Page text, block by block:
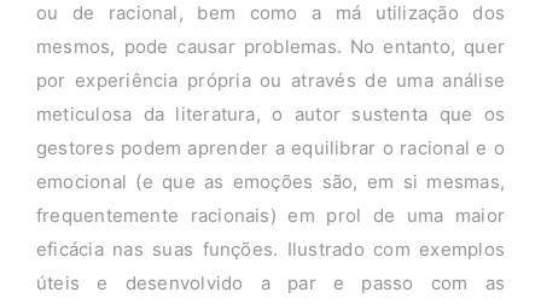
ou de racional, bem como a má utilização dos
mesmos, pode causar problemas. No entanto, quer
por experiência própria ou através de uma análise
meticulosa da literatura, o autor sustenta que os
gestores podem aprender a equilibrar o racional e o
emocional (e que as emoções são, em si mesmas,
frequentemente racionais) em prol de uma maior
eficácia nas suas funções. Ilustrado com exemplos
úteis e desenvolvido a par e passo com as